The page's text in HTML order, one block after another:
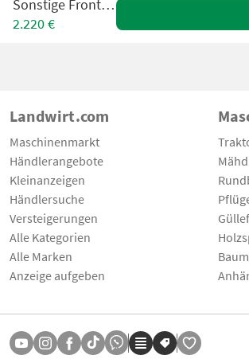
Sonstige Fronttank
2.220 €
Landwirt.com
Maschinenmarkt
Händlerangebote
Kleinanzeigen
Händlersuche
Versteigerungen
Alle Kategorien
Alle Marken
Anzeige aufgeben